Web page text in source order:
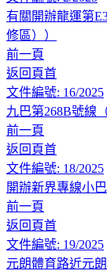
有關開辦龍運第
修區））
前一頁
返回頁首
文件編號: 16/2025
九巴第268B號線
前一頁
返回頁首
文件編號: 18/2025
開辦新界專線小
前一頁
返回頁首
文件編號: 19/2025
元朗體育路近元